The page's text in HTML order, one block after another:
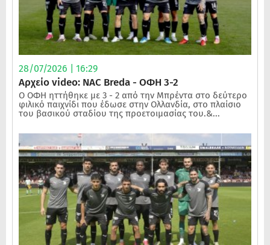
28/07/2026 | 16:29
Αρχείο video: NAC Breda - ΟΦΗ 3-2
Ο ΟΦΗ ηττήθηκε με 3 - 2 από την Μπρέντα στο δεύτερο
φιλικό παιχνίδι που έδωσε στην Ολλανδία, στο πλαίσιο
του βασικού σταδίου της προετοιμασίας του.&...